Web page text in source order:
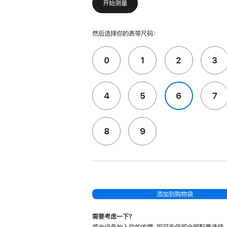
开始测量
然后选择你的表带尺码：
0 1 2 3
4 5 6 7
8 9
添加到购物袋
需要考虑一下？